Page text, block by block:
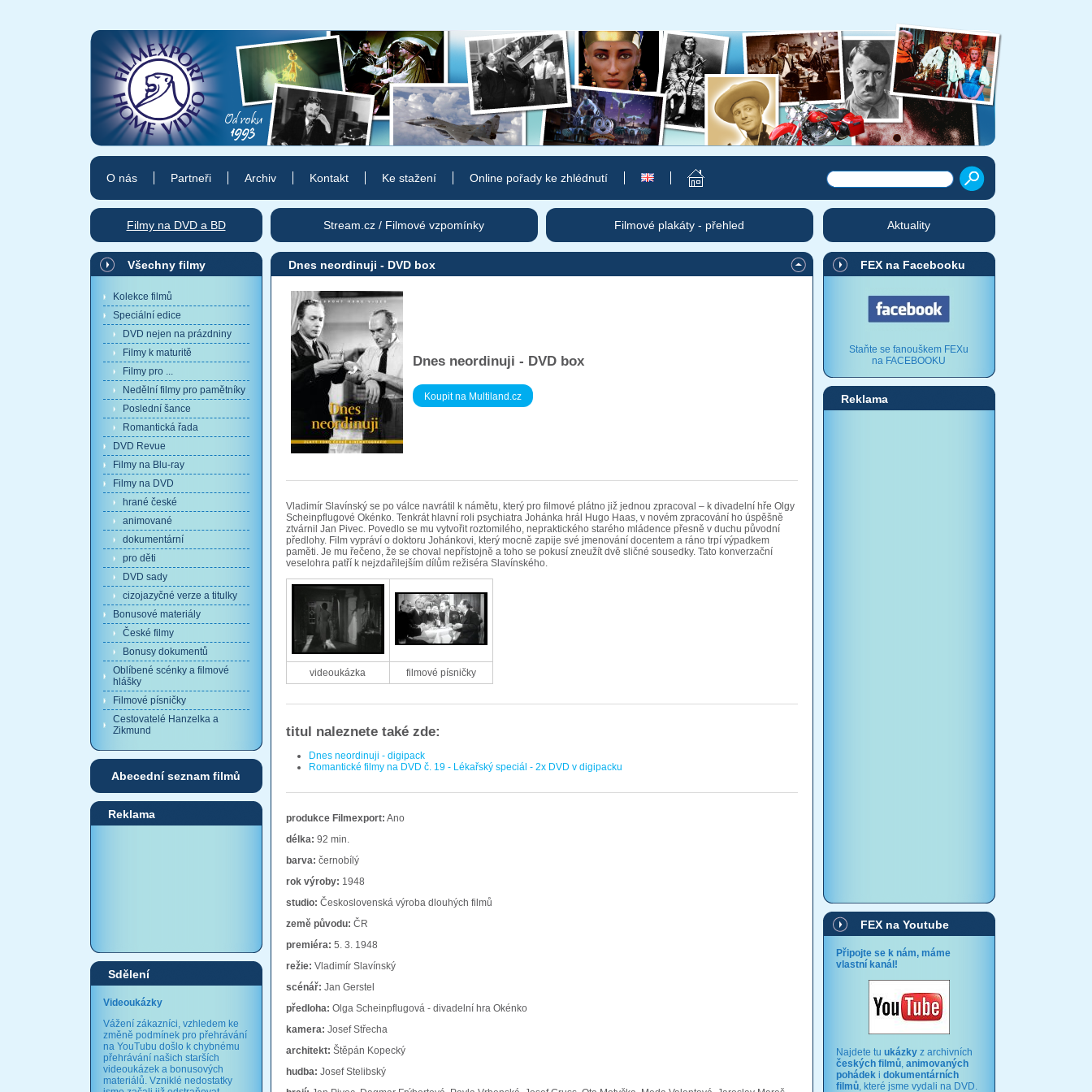
Dnes neordinuji - DVD box
Dnes neordinuji - DVD box
Koupit na Multiland.cz
Vladimír Slavínský se po válce navrátil k námětu, který pro filmové plátno již jednou zpracoval – k divadelní hře Olgy
Scheinpflugové Okénko. Tenkrát hlavní roli psychiatra Johánka hrál Hugo Haas, v novém zpracování ho úspěšně
ztvárnil Jan Pivec. Povedlo se mu vytvořit roztomilého, nepraktického starého mládence přesně v duchu původní
předlohy. Film vypráví o doktoru Johánkovi, který mocně zapije své jmenování docentem a ráno trpí výpadkem
paměti. Je mu řečeno, že se choval nepřístojně a toho se pokusí zneužít dvě sličné sousedky. Tato konverzační
veselohra patří k nejzdařilejším dílům režiséra Slavínského.
videoukázka filmové písničky
titul naleznete také zde:
Dnes neordinuji - digipack
Romantické filmy na DVD č. 19 - Lékařský speciál - 2x DVD v digipacku
produkce Filmexport: Ano
délka: 92 min.
barva: černobílý
rok výroby: 1948
studio: Československá výroba dlouhých filmů
země původu: ČR
premiéra: 5. 3. 1948
režie: Vladimír Slavínský
scénář: Jan Gerstel
předloha: Olga Scheinpflugová - divadelní hra Okénko
kamera: Josef Střecha
architekt: Štěpán Kopecký
hudba: Josef Stelibský
Všechny filmy
Kolekce filmů
Speciální edice
DVD nejen na prázdniny
Filmy k maturitě
Filmy pro ...
Nedělní filmy pro pamětníky
Poslední šance
Romantická řada
DVD Revue
Filmy na Blu-ray
Filmy na DVD
hrané české
animované
dokumentární
pro děti
DVD sady
cizojazyčné verze a titulky
Bonusové materiály
České filmy
Bonusy dokumentů
Oblíbené scénky a filmové
hlášky
Filmové písničky
Cestovatelé Hanzelka a
Zikmund
Abecední seznam filmů
Reklama
Sdělení
Videoukázky
Vážení zákazníci, vzhledem ke
změně podmínek pro přehrávání
na YouTubu došlo k chybnému
přehrávání našich starších
videoukázek a bonusových
materiálů. Vzniklé nedostatky
FEX na Facebooku
Staňte se fanouškem FEXu
na FACEBOOKU
Reklama
FEX na Youtube
Připojte se k nám, máme
vlastní kanál!
Najdete tu ukázkyz archivních
českých filmů, animovaných
pohádeki dokumentárních
filmů, které jsme vydali na DVD.
O nás Partneři Archiv Kontakt Ke stažení Online pořady ke zhlédnutí
Filmy na DVD a BD Stream.cz / Filmové vzpomínky Filmové plakáty - přehled Aktuality